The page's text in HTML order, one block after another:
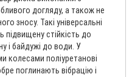
догляду, а також не
зносу. Такі універсальні
підвищену стійкість до
і байдужі до води. У
колесами поліуретанові
поглинають вібрацію і